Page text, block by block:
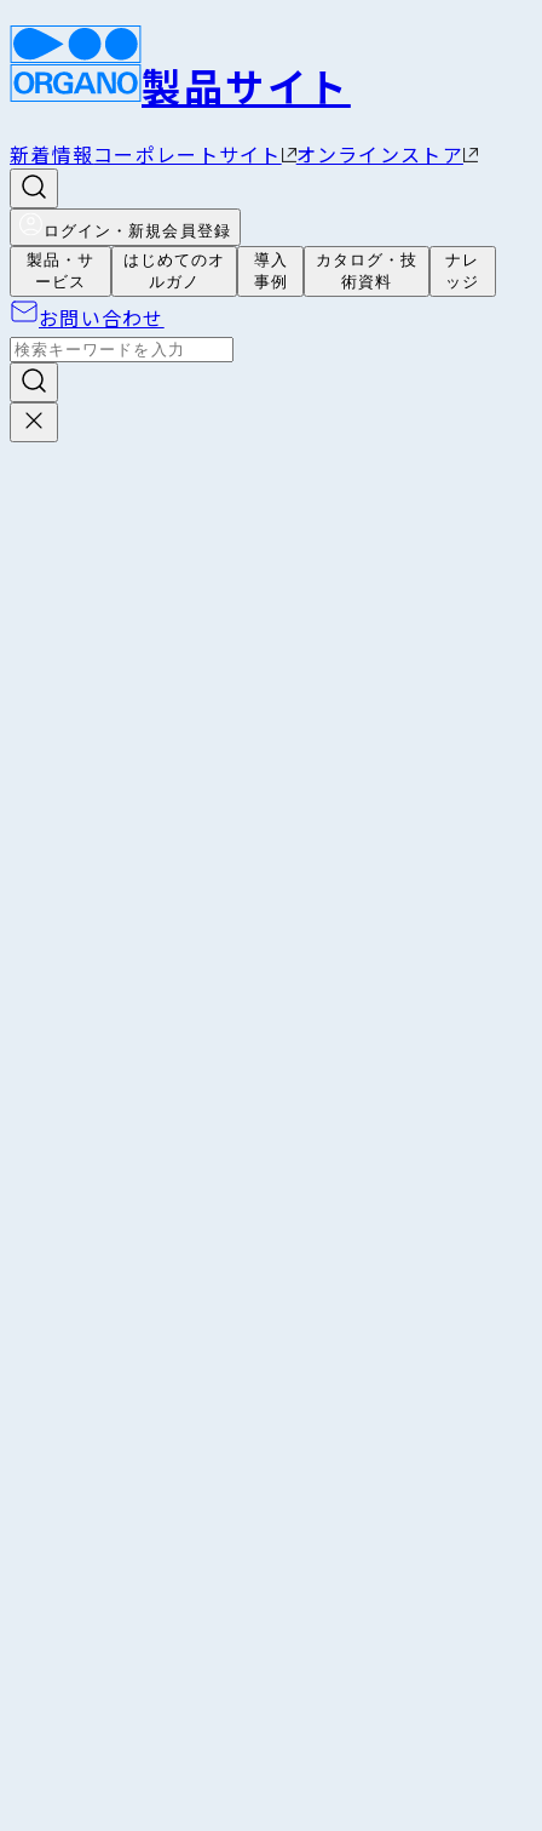
製品サイト
新着情報コーポレートサイト オンラインストア
ログイン・新規会員登録
製品・サ
ービス
はじめてのオ
ルガノ
導入
事例
カタログ・技
術資料
ナレ
ッジ
お問い合わせ